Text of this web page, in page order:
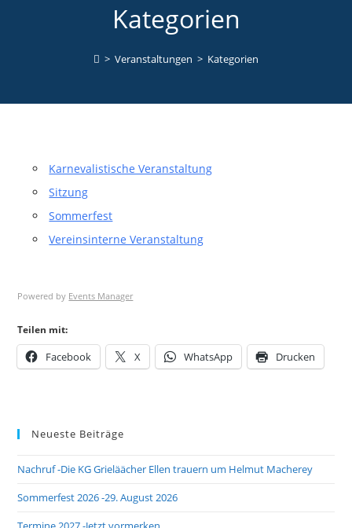
Kategorien
> Veranstaltungen > Kategorien
Karnevalistische Veranstaltung
Sitzung
Sommerfest
Vereinsinterne Veranstaltung
Powered by Events Manager
Teilen mit:
Facebook X WhatsApp Drucken
Neueste Beiträge
Nachruf -Die KG Grieläächer Ellen trauern um Helmut Macherey
Sommerfest 2026 -29. August 2026